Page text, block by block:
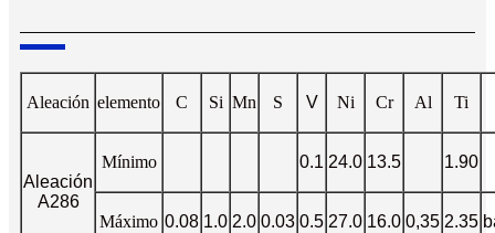
Aleación elemento C Si Mn S V Ni Cr Al Ti
Aleación
A286
Mínimo 0.1 24.0 13.5 1.90
Máximo 0.08 1.0 2.0 0.03 0.5 27.0 16.0 0,35 2.35